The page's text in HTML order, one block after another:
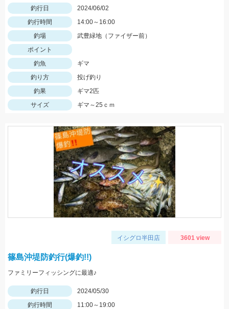
釣行日
2024/06/02
釣行時間
14:00～16:00
釣場
武豊緑地（ファイザー前）
ポイント
釣魚
ギマ
釣り方
投げ釣り
釣果
ギマ2匹
サイズ
ギマ～25ｃｍ
イシグロ半田店 3601 view
篠島沖堤防釣行(爆釣!!)
ファミリーフィッシングに最適♪
釣行日
2024/05/30
釣行時間
11:00～19:00